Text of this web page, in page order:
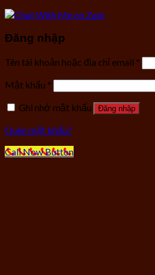
Đăng nhập
Tên tài khoản hoặc địa chỉ email *
Mật khẩu *
Ghi nhớ mật khẩu
Đăng nhập
Quên mật khẩu?
Call Now Button